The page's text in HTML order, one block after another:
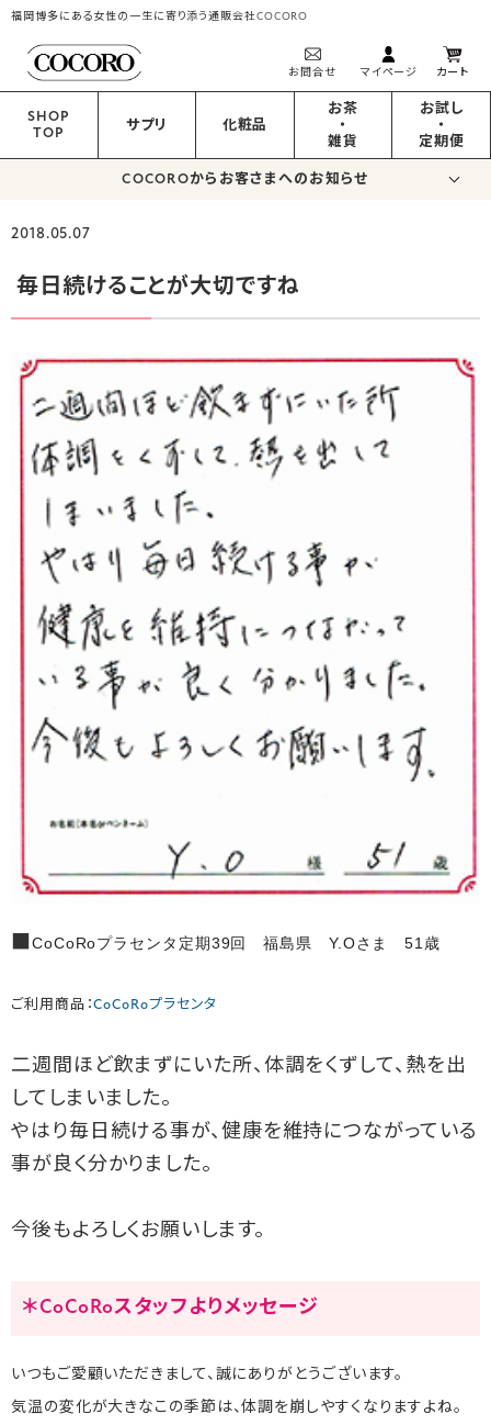
福岡博多にある女性の一生に寄り添う通販会社COCORO
お問合せ マイページ カート
SHOP
TOP
サプリ 化粧品
お茶
・
雑貨
お試し
・
定期便
COCOROからお客さまへのお知らせ
2018.05.07
毎日続けることが大切ですね
CoCoRoプラセンタ定期39回 福島県 Y.Oさま 51歳
ご利用商品：CoCoRoプラセンタ
二週間ほど飲まずにいた所、体調をくずして、熱を出
してしまいました。
やはり毎日続ける事が、健康を維持につながっている
事が良く分かりました。
今後もよろしくお願いします。
＊CoCoRoスタッフよりメッセージ
いつもご愛顧いただきまして、誠にありがとうございます。
気温の変化が大きなこの季節は、体調を崩しやすくなりますよね。